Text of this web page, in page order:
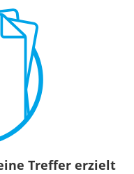
Treffer erzielt